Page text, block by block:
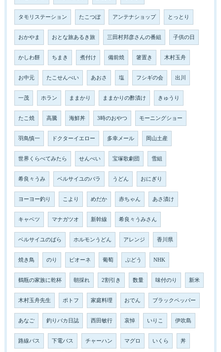
タモリステーション たこつぼ アンテナショップ とっとり
おかやま おとな旅あるき旅 三田村邦彦さんの番組 子供の日
かしわ餅 ちまき 煮付け 備前焼 箸置き 木村玉舟
お中元 たこせんべい あおさ 塩 フシギの会 出川
一茂 ホラン ままかり ままかりの酢漬け きゅうり
たこ焼 高騰 海鮮丼 3時のおやつ モーニングショー
羽鳥慎一 ドクターイエロー 多幸メール 岡山土産
世界くらべてみたら せんべい 宝塚歌劇団 雪組
希良々うみ ベルサイユのバラ うどん おにぎり
ヨーヨー釣り こより めだか 赤ちゃん あさ漬け
キャベツ マナガツオ 新幹線 希良々うみさん
ベルサイユのばら ホルモンうどん アレンジ 香川県
焼き鳥 のり ピオーネ 葡萄 ぶどう NHK
鶴瓶の家族に乾杯 朝採れ 2割引き 数量 味付のり 新米
木村玉舟先生 ポトフ 家庭料理 おでん ブラックペッパー
あなご 釣りバカ日誌 西田敏行 哀悼 いりこ 伊吹島
路線バス 下電バス チャーハン マグロ いくら 丼